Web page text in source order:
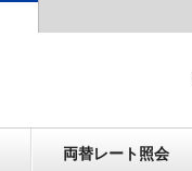
両替レート照会